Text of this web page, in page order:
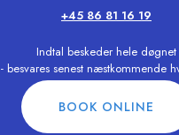
+45 86 81 16 19
Indtal beskeder hele døgnet
- besvares senest næstkommende
BOOK ONLINE